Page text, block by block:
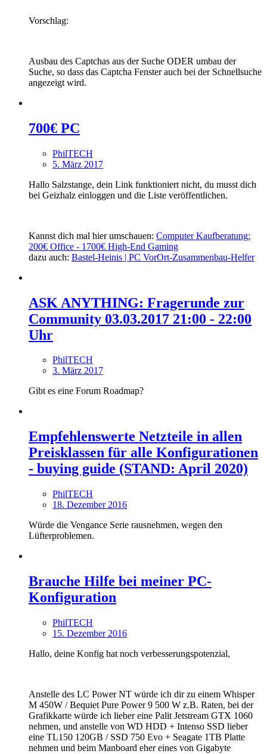
Vorschlag:
Ausbau des Captchas aus der Suche ODER umbau der
Suche, so dass das Captcha Fenster auch bei der Schnellsuche
angezeigt wird.
700€ PC
PhilTECH
5. März 2017
Hallo Salzstange, dein Link funktioniert nicht, du musst dich
bei Geizhalz einloggen und die Liste veröffentlichen.
Kannst dich mal hier umschauen: Computer Kaufberatung:
200€ Office - 1700€ High-End Gaming
dazu auch: Bastel-Heinis | PC VorOrt-Zusammenbau-Helfer
ASK ANYTHING: Fragerunde zur
Community 03.03.2017 21:00 - 22:00
Uhr
PhilTECH
3. März 2017
Gibt es eine Forum Roadmap?
Empfehlenswerte Netzteile in allen
Preisklassen für alle Konfigurationen
- buying guide (STAND: April 2020)
PhilTECH
18. Dezember 2016
Würde die Vengance Serie rausnehmen, wegen den
Lüfterproblemen.
Brauche Hilfe bei meiner PC-
Konfiguration
PhilTECH
15. Dezember 2016
Hallo, deine Konfig hat noch verbesserungspotenzial,
Anstelle des LC Power NT würde ich dir zu einem Whisper
M 450W / Bequiet Pure Power 9 500 W z.B. Raten, bei der
Grafikkarte würde ich lieber eine Palit Jetstream GTX 1060
nehmen, und anstelle von WD HDD + Intenso SSD lieber
eine TL150 120GB / SSD 750 Evo + Seagate 1TB Platte
nehmen und beim Manboard eher eines von Gigabyte